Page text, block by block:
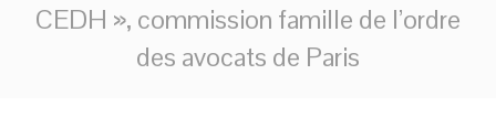
CEDH », commission famille de l’ordre
des avocats de Paris